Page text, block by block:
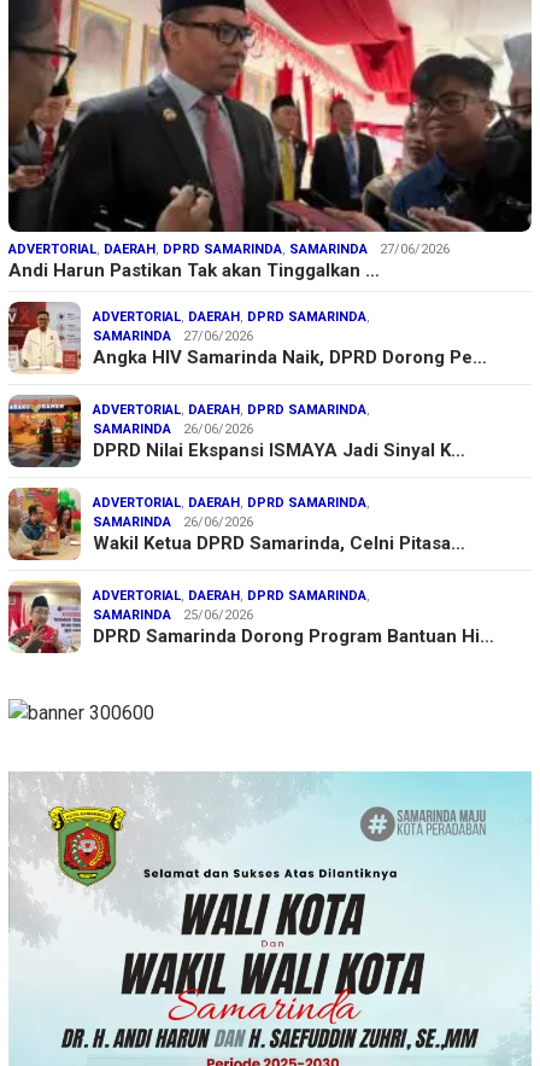
ADVERTORIAL, DAERAH , DPRD SAMARINDA, SAMARINDA 27/06/2026
Andi Harun Pastikan Tak akan Tinggalkan …
ADVERTORIAL, DAERAH , DPRD SAMARINDA,
SAMARINDA
27/06/2026
Angka HIV Samarinda Naik, DPRD Dorong Pe…
ADVERTORIAL, DAERAH , DPRD SAMARINDA,
SAMARINDA
26/06/2026
DPRD Nilai Ekspansi ISMAYA Jadi Sinyal K…
ADVERTORIAL, DAERAH , DPRD SAMARINDA,
SAMARINDA
26/06/2026
Wakil Ketua DPRD Samarinda, Celni Pitasa…
ADVERTORIAL, DAERAH , DPRD SAMARINDA,
SAMARINDA
25/06/2026
DPRD Samarinda Dorong Program Bantuan Hi…